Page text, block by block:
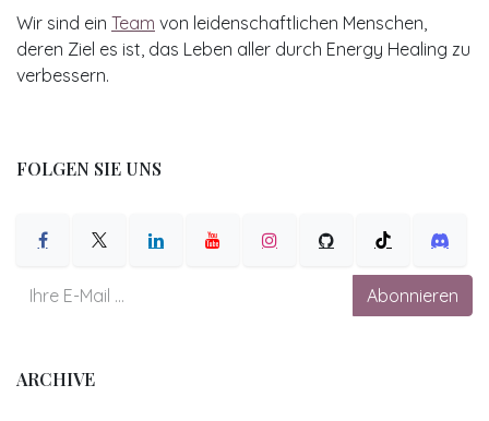
Wir sind ein Team von leidenschaftlichen Menschen,
deren Ziel es ist, das Leben aller durch Energy Healing zu
verbessern.
FOLGEN SIE UNS
Abonnieren
ARCHIVE